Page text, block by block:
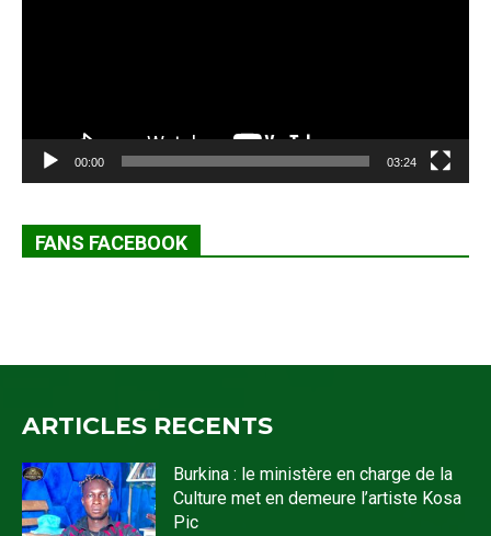
00:00 03:24
FANS FACEBOOK
ARTICLES RECENTS
Burkina : le ministère en charge de la
Culture met en demeure l’artiste Kosa
Pic